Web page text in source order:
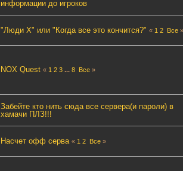
информации до игроков
"Люди X" или "Когда все это кончится?" « 1 2 Все»
NOX Quest « 1 2 3 ... 8 Все»
Забейте кто нить сюда все сервера(и пароли) в
хамачи ПЛЗ!!!
Насчет офф серва « 1 2 Все»